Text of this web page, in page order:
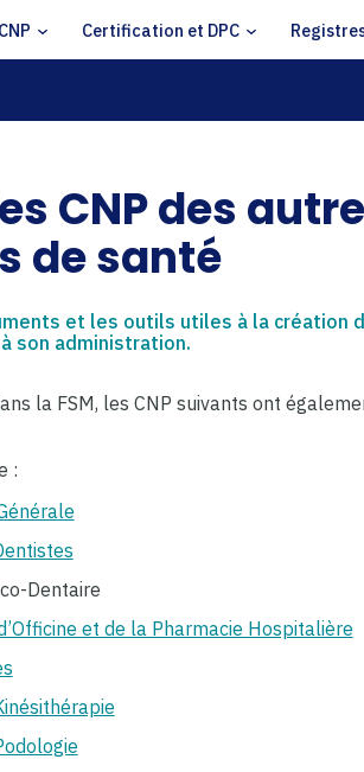
Certification et DPC
CNP des
de santé
et les outils utiles à la création
son administration.
la FSM, les CNP suivants ont
:
Dentaire
et de la Pharmacie Hospitalière